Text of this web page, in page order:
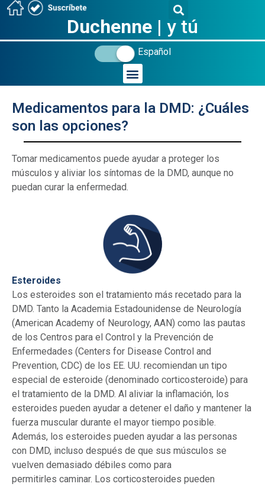
Duchenne | y tú
Español
Medicamentos para la DMD: ¿Cuáles
son las opciones?
_
Tomar medicamentos puede ayudar a proteger los
músculos y aliviar los síntomas de la DMD, aunque no
puedan curar la enfermedad.
Esteroides
Los esteroides son el tratamiento más recetado para la
DMD. Tanto la Academia Estadounidense de Neurología
(American Academy of Neurology, AAN) como las pautas
de los Centros para el Control y la Prevención de
Enfermedades (Centers for Disease Control and
Prevention, CDC) de los EE. UU. recomiendan un tipo
especial de esteroide (denominado corticosteroide) para
el tratamiento de la DMD. Al aliviar la inflamación, los
esteroides pueden ayudar a detener el daño y mantener la
fuerza muscular durante el mayor tiempo posible.
Además, los esteroides pueden ayudar a las personas
con DMD, incluso después de que sus músculos se
vuelven demasiado débiles como para
permitirles caminar. Los corticosteroides pueden